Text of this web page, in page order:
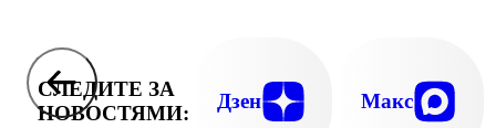
СЛЕДИТЕ ЗА
НОВОСТЯМИ:
Дзен Макс